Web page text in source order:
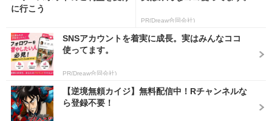
に行こう
PR(Dreaw合同会社)
SNSアカウントを着実に成長。実はみんなココ
使ってます。
PR(Dreaw合同会社)
【逆境無頼カイジ】無料配信中！Rチャンネルな
ら登録不要！